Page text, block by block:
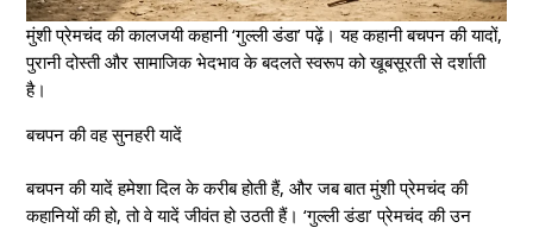
मुंशी प्रेमचंद की कालजयी कहानी ‘गुल्ली डंडा’ पढ़ें। यह कहानी बचपन की यादों,
पुरानी दोस्ती और सामाजिक भेदभाव के बदलते स्वरूप को खूबसूरती से दर्शाती
है।
बचपन की वह सुनहरी यादें
बचपन की यादें हमेशा दिल के करीब होती हैं, और जब बात मुंशी प्रेमचंद की
कहानियों की हो, तो वे यादें जीवंत हो उठती हैं। ‘गुल्ली डंडा’ प्रेमचंद की उन